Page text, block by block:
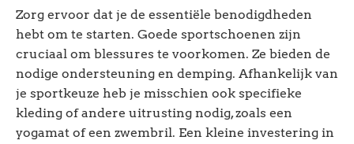
Zorg ervoor dat je de essentiële benodigdheden
hebt om te starten. Goede sportschoenen zijn
cruciaal om blessures te voorkomen. Ze bieden de
nodige ondersteuning en demping. Afhankelijk van
je sportkeuze heb je misschien ook specifieke
kleding of andere uitrusting nodig, zoals een
yogamat of een zwembril. Een kleine investering in